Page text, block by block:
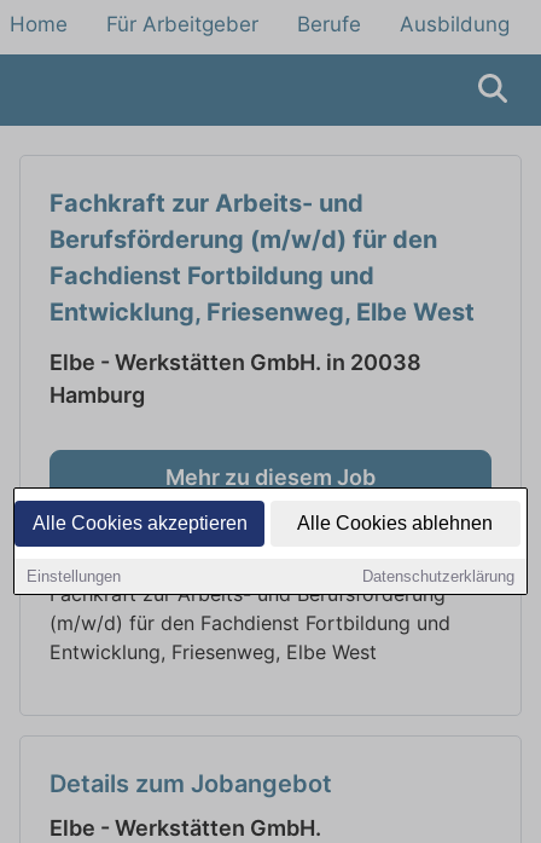
Alle Cookies akzeptieren Alle Cookies ablehnen
Einstellungen Datenschutzerklärung
Home Für Arbeitgeber Berufe Ausbildung
Fachkraft zur Arbeits- und
Berufsförderung (m/w/d) für den
Fachdienst Fortbildung und
Entwicklung, Friesenweg, Elbe West
Elbe - Werkstätten GmbH. in 20038
Hamburg
Mehr zu diesem Job
Stellenbeschreibung
Fachkraft zur Arbeits- und Berufsförderung
(m/w/d) für den Fachdienst Fortbildung und
Entwicklung, Friesenweg, Elbe West
Details zum Jobangebot
Elbe - Werkstätten GmbH.